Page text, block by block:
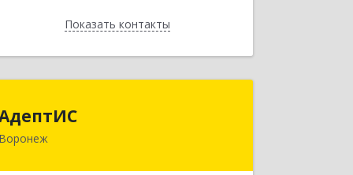
Показать контакты
Назад
Воронеж
349026, Воронежская обл, Воронеж г,